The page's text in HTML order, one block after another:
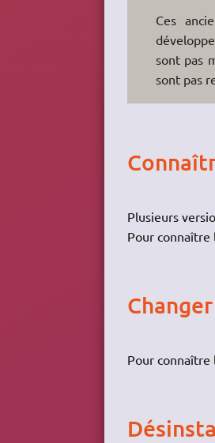
Ces
sont pas
sont pas
Plusieurs
Pour connaître
Pour connaître